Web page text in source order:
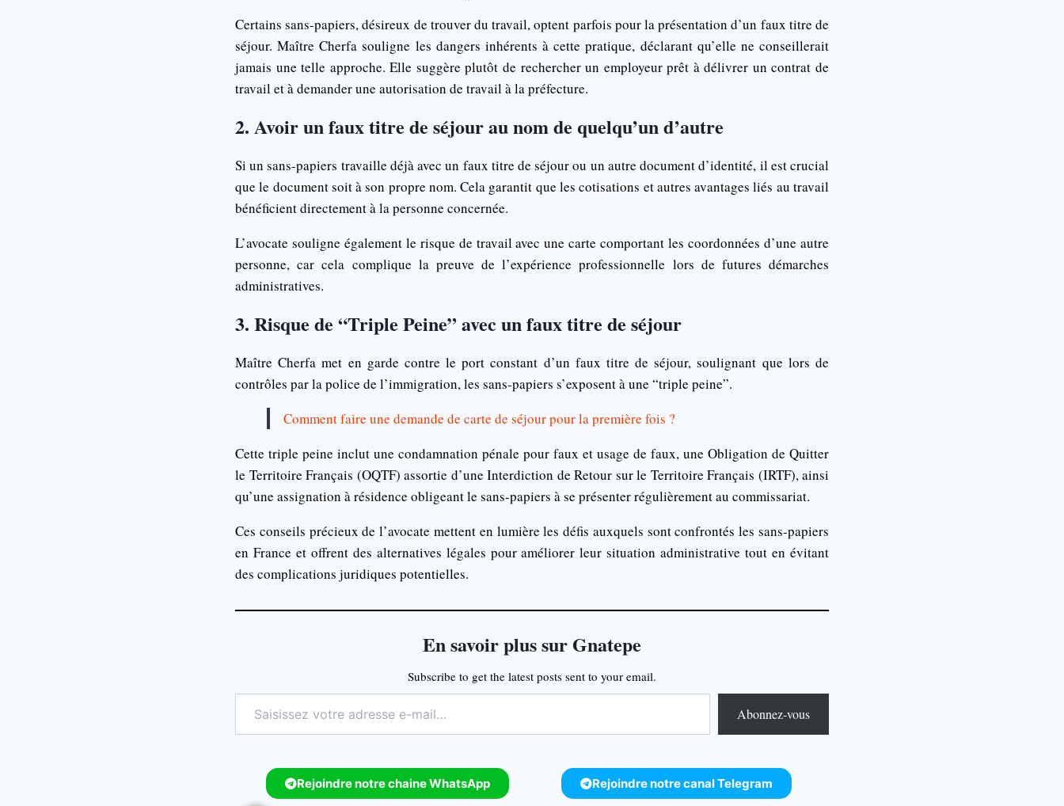
Certains sans-papiers, désireux de trouver du travail, optent parfois pour la présentation d’un faux titre de
séjour. Maître Cherfa souligne les dangers inhérents à cette pratique, déclarant qu’elle ne conseillerait
jamais une telle approche. Elle suggère plutôt de rechercher un employeur prêt à délivrer un contrat de
travail et à demander une autorisation de travail à la préfecture.
2. Avoir un faux titre de séjour au nom de quelqu’un d’autre
Si un sans-papiers travaille déjà avec un faux titre de séjour ou un autre document d’identité, il est crucial
que le document soit à son propre nom. Cela garantit que les cotisations et autres avantages liés au travail
bénéficient directement à la personne concernée.
L’avocate souligne également le risque de travail avec une carte comportant les coordonnées d’une autre
personne, car cela complique la preuve de l’expérience professionnelle lors de futures démarches
administratives.
3. Risque de “Triple Peine” avec un faux titre de séjour
Maître Cherfa met en garde contre le port constant d’un faux titre de séjour, soulignant que lors de
contrôles par la police de l’immigration, les sans-papiers s’exposent à une “triple peine”.
Comment faire une demande de carte de séjour pour la première fois ?
Cette triple peine inclut une condamnation pénale pour faux et usage de faux, une Obligation de Quitter
le Territoire Français (OQTF) assortie d’une Interdiction de Retour sur le Territoire Français (IRTF), ainsi
qu’une assignation à résidence obligeant le sans-papiers à se présenter régulièrement au commissariat.
Ces conseils précieux de l’avocate mettent en lumière les défis auxquels sont confrontés les sans-papiers
en France et offrent des alternatives légales pour améliorer leur situation administrative tout en évitant
des complications juridiques potentielles.
En savoir plus sur Gnatepe
Subscribe to get the latest posts sent to your email.
Abonnez-vous
Rejoindre notre chaine WhatsApp Rejoindre notre canal Telegram